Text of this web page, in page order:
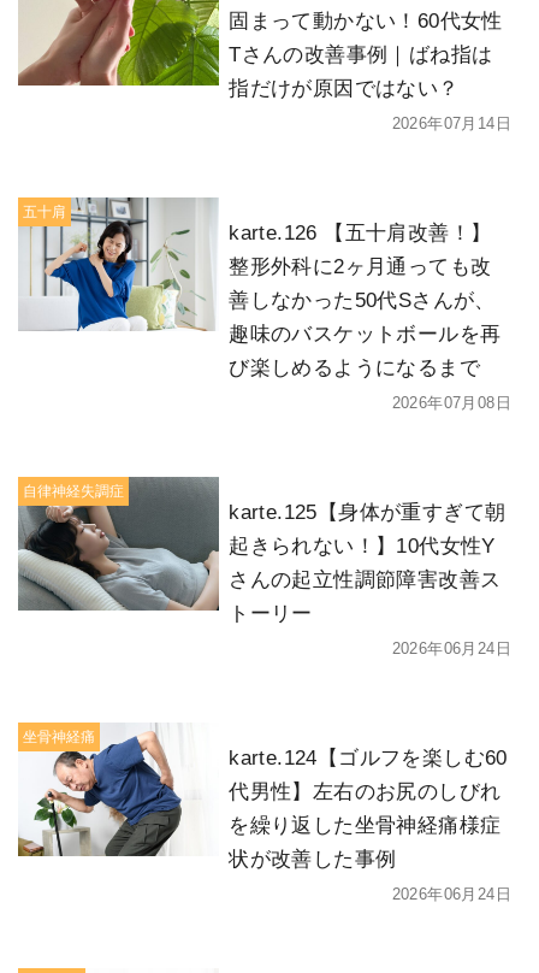
固まって動かない！60代女性
Tさんの改善事例｜ばね指は
指だけが原因ではない？
2026年07月14日
五十肩
karte.126 【五十肩改善！】
整形外科に2ヶ月通っても改
善しなかった50代Sさんが、
趣味のバスケットボールを再
び楽しめるようになるまで
2026年07月08日
自律神経失調症
karte.125【身体が重すぎて朝
起きられない！】10代女性Y
さんの起立性調節障害改善ス
トーリー
2026年06月24日
坐骨神経痛
karte.124【ゴルフを楽しむ60
代男性】左右のお尻のしびれ
を繰り返した坐骨神経痛様症
状が改善した事例
2026年06月24日